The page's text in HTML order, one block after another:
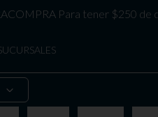
Para tener $250